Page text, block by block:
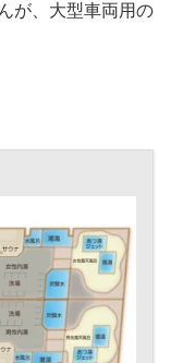
が、大型車両用の